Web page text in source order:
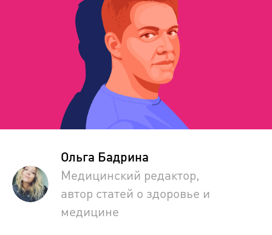
Ольга Бадрина
Медицинский редактор,
автор статей о здоровье и
медицине